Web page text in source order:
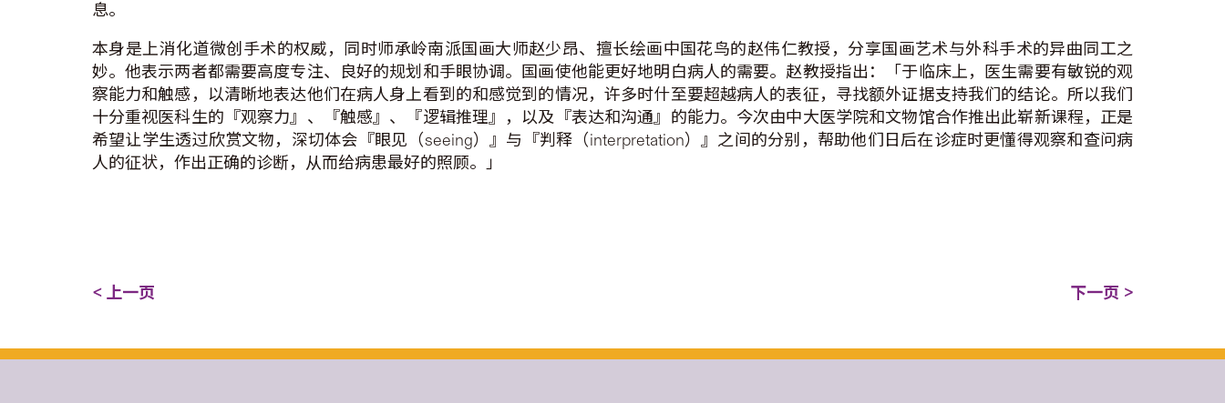
息。
本身是上消化道微创手术的权威，同时师承岭南派国画大师赵少昂、擅长绘画中国花鸟的赵伟仁教授，分享国画艺术与外科手术的异曲同工之
妙。他表示两者都需要高度专注、良好的规划和手眼协调。国画使他能更好地明白病人的需要。赵教授指出：「于临床上，医生需要有敏锐的观
察能力和触感，以清晰地表达他们在病人身上看到的和感觉到的情况，许多时什至要超越病人的表征，寻找额外证据支持我们的结论。所以我们
十分重视医科生的『观察力』、『触感』、『逻辑推理』，以及『表达和沟通』的能力。今次由中大医学院和文物馆合作推出此崭新课程，正是
希望让学生透过欣赏文物，深切体会『眼见（seeing）』与『判释（interpretation）』之间的分别，帮助他们日后在诊症时更懂得观察和查问病
人的征状，作出正确的诊断，从而给病患最好的照顾。」
< 上一页 下一页 >